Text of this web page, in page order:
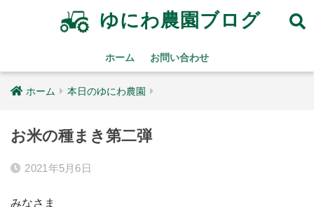
ゆにわ農園ブログ
ホーム お問い合わせ
ホーム 本日のゆにわ農園
お米の種まき第二弾
2021年5月6日
みなさま